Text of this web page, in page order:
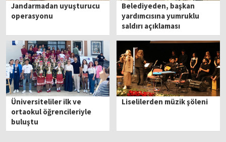
Jandarmadan uyuşturucu
operasyonu
Belediyeden, başkan
yardımcısına yumruklu
saldırı açıklaması
Üniversiteliler ilk ve
ortaokul öğrencileriyle
buluştu
Liselilerden müzik şöleni